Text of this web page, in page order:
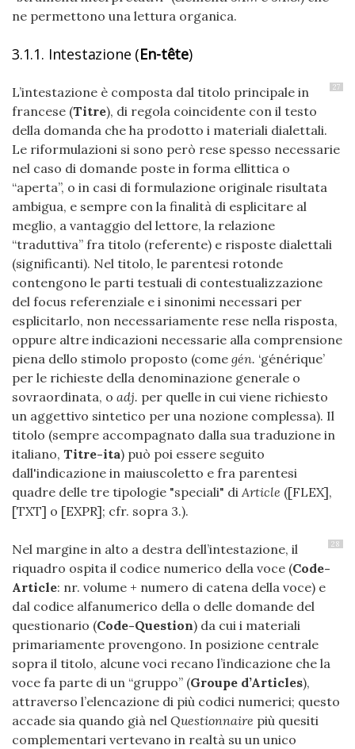
ne permettono una lettura organica.
3.1.1. Intestazione (En-tête)
27
L’intestazione è composta dal titolo principale in
francese (Titre), di regola coincidente con il testo
della domanda che ha prodotto i materiali dialettali.
Le riformulazioni si sono però rese spesso necessarie
nel caso di domande poste in forma ellittica o
“aperta”, o in casi di formulazione originale risultata
ambigua, e sempre con la finalità di esplicitare al
meglio, a vantaggio del lettore, la relazione
“traduttiva” fra titolo (referente) e risposte dialettali
(significanti). Nel titolo, le parentesi rotonde
contengono le parti testuali di contestualizzazione
del focus referenziale e i sinonimi necessari per
esplicitarlo, non necessariamente rese nella risposta,
oppure altre indicazioni necessarie alla comprensione
piena dello stimolo proposto (come gén. ‘générique’
per le richieste della denominazione generale o
sovraordinata, o adj. per quelle in cui viene richiesto
un aggettivo sintetico per una nozione complessa). Il
titolo (sempre accompagnato dalla sua traduzione in
italiano, Titre-ita) può poi essere seguito
dall'indicazione in maiuscoletto e fra parentesi
quadre delle tre tipologie "speciali" di Article ([FLEX],
[TXT] o [EXPR]; cfr. sopra 3.).
28
Nel margine in alto a destra dell’intestazione, il
riquadro ospita il codice numerico della voce (Code-
Article: nr. volume + numero di catena della voce) e
dal codice alfanumerico della o delle domande del
questionario (Code-Question) da cui i materiali
primariamente provengono. In posizione centrale
sopra il titolo, alcune voci recano l’indicazione che la
voce fa parte di un “gruppo” (Groupe d’Articles),
attraverso l’elencazione di più codici numerici; questo
accade sia quando già nel Questionnaire più quesiti
complementari vertevano in realtà su un unico